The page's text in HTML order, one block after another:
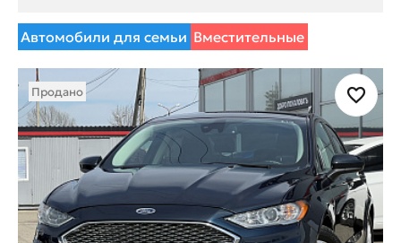
Автомобили для семьи Вместительные
Продано